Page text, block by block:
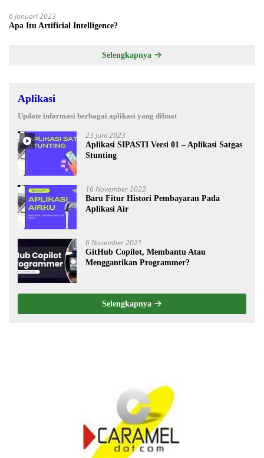
6 Januari 2023
Apa Itu Artificial Intelligence?
Selengkapnya
Aplikasi
Update informasi berbagai aplikasi yang dibuat
23 Juni 2023
Aplikasi SIPASTI Versi 01 – Aplikasi Satgas
Stunting
16 November 2022
Baru Fitur Histori Pembayaran Pada
Aplikasi Air
6 November 2021
GitHub Copilot, Membantu Atau
Menggantikan Programmer?
Selengkapnya